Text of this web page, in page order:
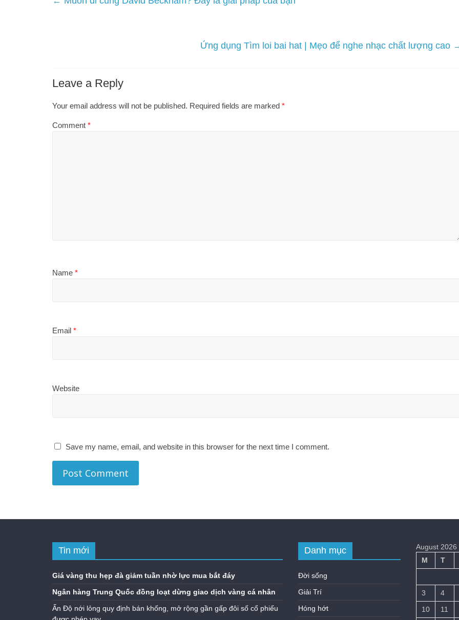
Ứng dụng Tìm loi bai hat | Mẹo để nghe nhạc chất lượng cao
Leave a Reply
Your email address will not be published. Required fields are marked *
Comment *
Name *
Email *
Website
Save my name, email, and website in this browser for the next time I comment.
Tin mới
Giá vàng thu hẹp đà giảm tuần nhờ lực mua bắt đáy
Ngân hàng Trung Quốc đồng loạt dừng giao dịch vàng cá nhân
Ấn Độ nới lỏng quy định bán khống, mở rộng gần gấp đôi số cổ phiếu
Danh mục
Đời sống
Giải Trí
Hóng hớt
August 2026
M
T
3
4
10
11